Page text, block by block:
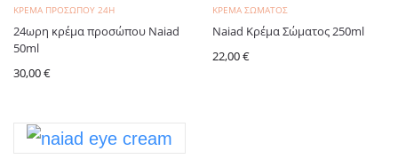
ΚΡΈΜΑ ΠΡΟΣΏΠΟΥ 24H
24ωρη κρέμα προσώπου Naiad
50ml
30,00€
ΚΡΈΜΑ ΣΏΜΑΤΟΣ
Naiad Κρέμα Σώματος 250ml
22,00€